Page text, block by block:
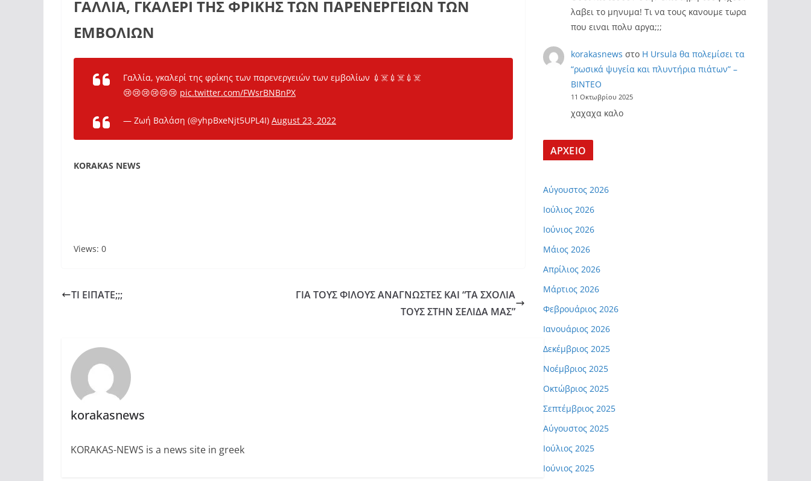
ΓΑΛΛΙΑ, ΓΚΑΛΕΡΙ ΤΗΣ ΦΡΙΚΗΣ ΤΩΝ ΠΑΡΕΝΕΡΓΕΙΩΝ ΤΩΝ
ΕΜΒΟΛΙΩΝ
Γαλλία, γκαλερί της φρίκης των παρενεργειών των εμβολίων 💉☠️💉☠️💉☠️
😢😢😢😢😢😢 pic.twitter.com/FWsrBNBnPX
— Ζωή Βαλάση (@yhpBxeNjt5UPL4I) August 23, 2022
KORAKAS NEWS
Views: 0
ΤΙ ΕΙΠΑΤΕ;;;
ΓΙΑ ΤΟΥΣ ΦΙΛΟΥΣ ΑΝΑΓΝΩΣΤΕΣ ΚΑΙ “ΤΑ ΣΧΟΛΙΑ
ΤΟΥΣ ΣΤΗΝ ΣΕΛΙΔΑ ΜΑΣ”
korakasnews
KORAKAS-NEWS is a news site in greek
λαβει το μηνυμα! Τι να τους κανουμε τωρα
που ειναι πολυ αργα;;;
korakasnews στο Η Ursula θα πολεμίσει τα
“ρωσικά ψυγεία και πλυντήρια πιάτων” –
ΒΙΝΤΕΟ
11 Οκτωβρίου 2025
χαχαχα καλο
ΑΡΧΕΙΟ
Αύγουστος 2026
Ιούλιος 2026
Ιούνιος 2026
Μάιος 2026
Απρίλιος 2026
Μάρτιος 2026
Φεβρουάριος 2026
Ιανουάριος 2026
Δεκέμβριος 2025
Νοέμβριος 2025
Οκτώβριος 2025
Σεπτέμβριος 2025
Αύγουστος 2025
Ιούλιος 2025
Ιούνιος 2025